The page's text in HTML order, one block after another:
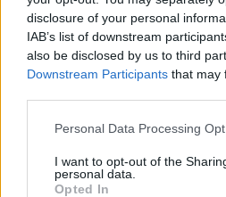
disclosure of your personal
IAB’s list of downstream
also be disclosed by us to third
Downstream Participants that may
Personal Data Processing
I want to opt-out of the
personal data.
Opted In
Que Choisir Ensemble rappelle que
une série de démarches. En 2024,
plainte auprès de l’Arcom pour faire
étaient non conformes.